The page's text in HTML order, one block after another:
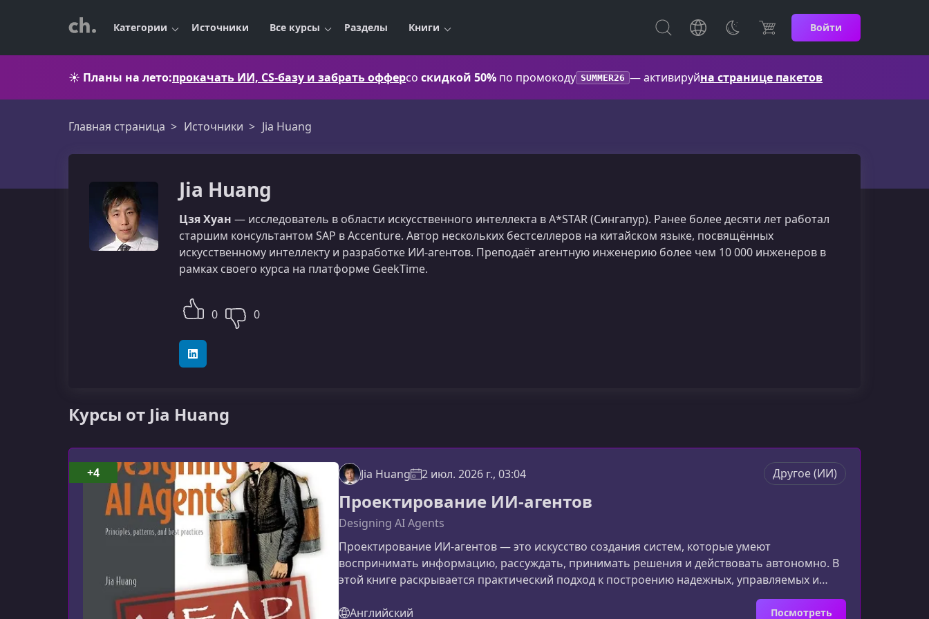
Категории Источники Все курсы Разделы Книги Войти
☀️ Планы на лето:прокачать ИИ, CS-базу и забрать офферсо скидкой 50% по промокоду SUMMER26 — активируйна странице пакетов
Главная страница Источники Jia Huang
Jia Huang
Цзя Хуан — исследователь в области искусственного интеллекта в A*STAR (Сингапур). Ранее более десяти лет работал
старшим консультантом SAP в Accenture. Автор нескольких бестселлеров на китайском языке, посвящённых
искусственному интеллекту и разработке ИИ-агентов. Преподаёт агентную инженерию более чем 10 000 инженеров в
рамках своего курса на платформе GeekTime.
0 0
LinkedIn
Курсы от Jia Huang
Jia Huang 2 июл. 2026 г., 03:04 Другое (ИИ)
Проектирование ИИ-агентов
Designing AI Agents
Проектирование ИИ-агентов — это искусство создания систем, которые умеют
воспринимать информацию, рассуждать, принимать решения и действовать автономно. В
этой книге раскрывается практический подход к построению надежных, управляемых и
масштабируемых агентных систем на базе современных больших языковых моделей.О чем
эта книгаМатериал предлагает системный взгляд на проектирование ИИ-агентов,
Английский Посмотреть
+4